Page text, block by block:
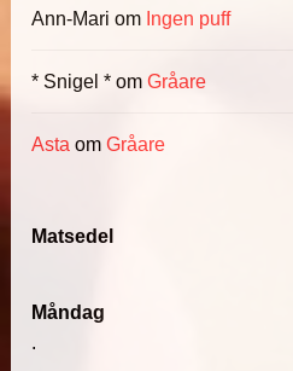
Ann-Mari om Ingen puff
* Snigel * omGråare
Asta omGråare
Matsedel
Måndag
.